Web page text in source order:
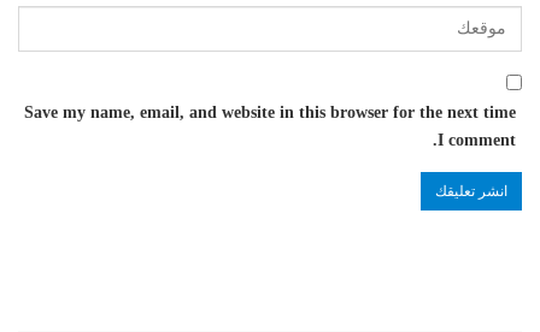
Save my name, email, and website in this browser for the next time
I comment.